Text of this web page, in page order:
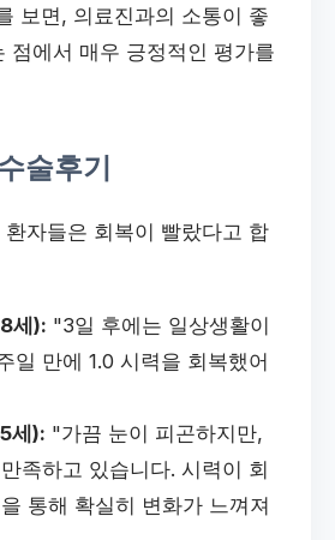
보면, 의료진과의 소통이 좋
점에서 매우 긍정적인 평가를
술후기
자들은 회복이 빨랐다고 합
세): "3일 후에는 일상생활이
일 만에 1.0 시력을 회복했어
세): "가끔 눈이 피곤하지만,
족하고 있습니다. 시력이 회
통해 확실히 변화가 느껴져